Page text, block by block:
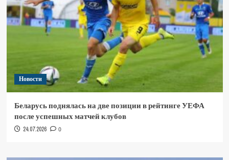
Новости
Беларусь поднялась на две позиции в рейтинге УЕФА
после успешных матчей клубов
24.07.2026 0